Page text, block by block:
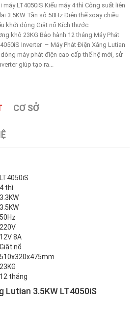
máy LT4050iS Kiểu máy 4 thì Công suất liên
3.5KW Tần số 50Hz Điện thế xoay chiều
khởi động Giật nổ Kích thước
khô 23KG Bảo hành 12 tháng Máy Phát
Inverter – Máy Phát Điện Xăng Lutian
dòng máy phát điện cao cấp thế hệ mới, sử
giúp tạo ra...
CƠ SỞ
LT4050iS
4 thì
3.3KW
3.5KW
50Hz
220V
12V 8A
Giật nổ
510x320x475mm
23KG
12 tháng
Lutian 3.5KW LT4050iS